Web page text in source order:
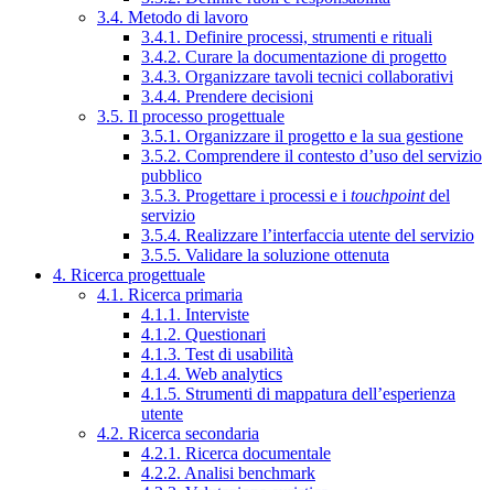
3.4. Metodo di lavoro
3.4.1. Definire processi, strumenti e rituali
3.4.2. Curare la documentazione di progetto
3.4.3. Organizzare tavoli tecnici collaborativi
3.4.4. Prendere decisioni
3.5. Il processo progettuale
3.5.1. Organizzare il progetto e la sua gestione
3.5.2. Comprendere il contesto d’uso del servizio
pubblico
3.5.3. Progettare i processi e i touchpointdel
servizio
3.5.4. Realizzare l’interfaccia utente del servizio
3.5.5. Validare la soluzione ottenuta
4. Ricerca progettuale
4.1. Ricerca primaria
4.1.1. Interviste
4.1.2. Questionari
4.1.3. Test di usabilità
4.1.4. Web analytics
4.1.5. Strumenti di mappatura dell’esperienza
utente
4.2. Ricerca secondaria
4.2.1. Ricerca documentale
4.2.2. Analisi benchmark